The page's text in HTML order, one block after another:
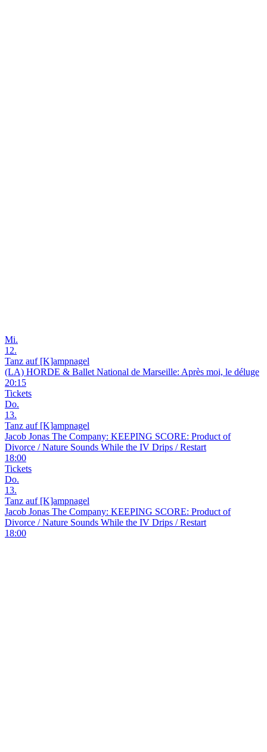
Mi.
12.
Tanz auf [K]ampnagel
(LA) HORDE & Ballet National de Marseille: Après moi, le déluge
20:15
Tickets
Do.
13.
Tanz auf [K]ampnagel
Jacob Jonas The Company: KEEPING SCORE: Product of
Divorce / Nature Sounds While the IV Drips / Restart
18:00
Tickets
Do.
13.
Tanz auf [K]ampnagel
Jacob Jonas The Company: KEEPING SCORE: Product of
Divorce / Nature Sounds While the IV Drips / Restart
18:00